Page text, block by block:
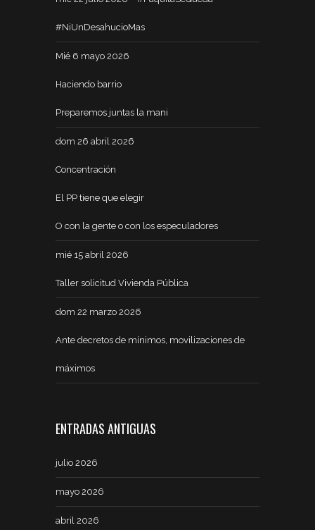
#NiUnDesahucioMas
Mié 6 mayo 2026
Haciendo barrio
Preparemos juntas la mani
dom 26 abril 2026
Concentración
El PP tiene que elegir
O con la gente o con los especuladores
mié 15 abril 2026
Taller solicitud Vivienda Pública
dom 22 marzo 2026
Ante decretos de mínimos, movilizaciones de
máximos
ENTRADAS ANTIGUAS
julio 2026
mayo 2026
abril 2026